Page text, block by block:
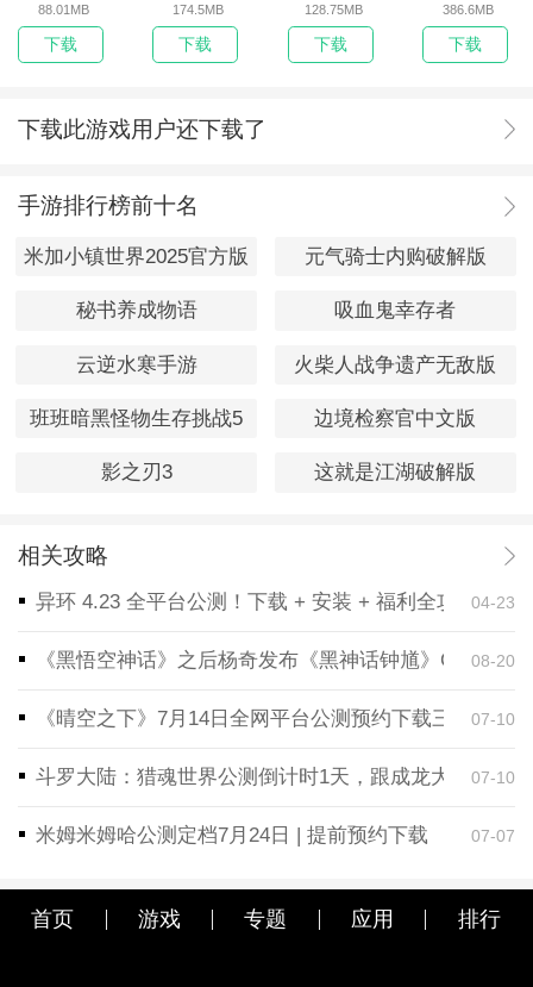
88.01MB
下载
174.5MB
下载
128.75MB
下载
386.6MB
下载
下载此游戏用户还下载了
手游排行榜前十名
米加小镇世界2025官方版 元气骑士内购破解版
秘书养成物语 吸血鬼幸存者
云逆水寒手游 火柴人战争遗产无敌版
班班暗黑怪物生存挑战5 边境检察官中文版
影之刃3 这就是江湖破解版
相关攻略
异环 4.23 全平台公测！下载 + 安装 + 福利全攻略，一
04-23
《黑悟空神话》之后杨奇发布《黑神话钟馗》CG！预
08-20
《晴空之下》7月14日全网平台公测预约下载三端同步
07-10
斗罗大陆：猎魂世界公测倒计时1天，跟成龙大哥一起
07-10
米姆米姆哈公测定档7月24日 | 提前预约下载 07-07
首页 游戏 专题 应用 排行